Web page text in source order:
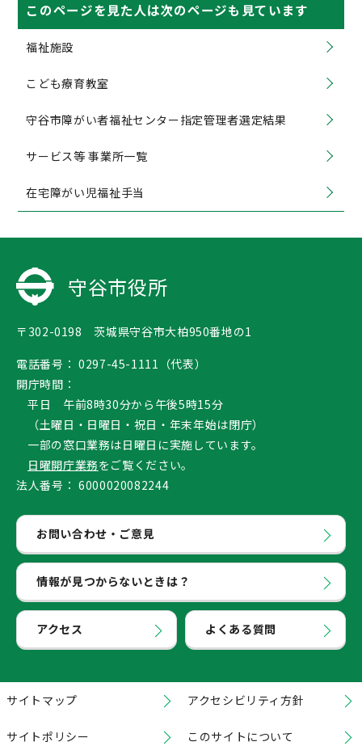
このページを見た人は次のページも見ています
福祉施設
こども療育教室
守谷市障がい者福祉センター指定管理者選定結果
サービス等 事業所一覧
在宅障がい児福祉手当
守谷市役所
〒302-0198 茨城県守谷市大柏950番地の1
電話番号： 0297-45-1111（代表）
開庁時間：
平日 午前8時30分から午後5時15分
（土曜日・日曜日・祝日・年末年始は閉庁）
一部の窓口業務は日曜日に実施しています。
日曜開庁業務をご覧ください。
法人番号： 6000020082244
お問い合わせ・ご意見
情報が見つからないときは？
アクセス よくある質問
サイトマップ アクセシビリティ方針
サイトポリシー このサイトについて